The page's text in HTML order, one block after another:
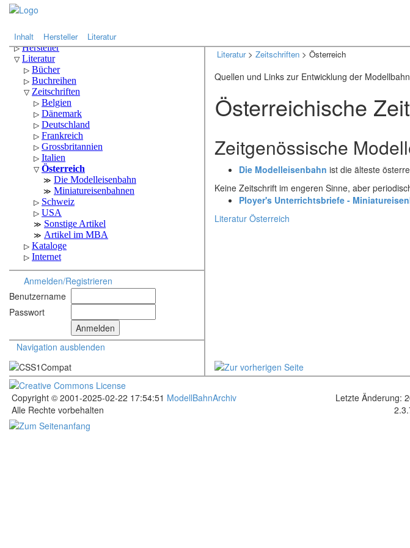
Inhalt Hersteller Literatur
Anmelden/Registrieren
Benutzername
Passwort
Navigation ausblenden
Literatur> Zeitschriften > Österreich
Quellen und Links zur Entwicklung der Modellbahn
Österreichische
Zeitgenössische
Die Modelleisenbahn ist die älteste
Keine Zeitschrift im engeren Sinne, aber
Ployer's Unterrichtsbriefe -
Literatur Österreich
Copyright © 2001-2025-02-22 17:54:51 ModellBahnArchiv Letzte Änderung:
Alle Rechte vorbehalten